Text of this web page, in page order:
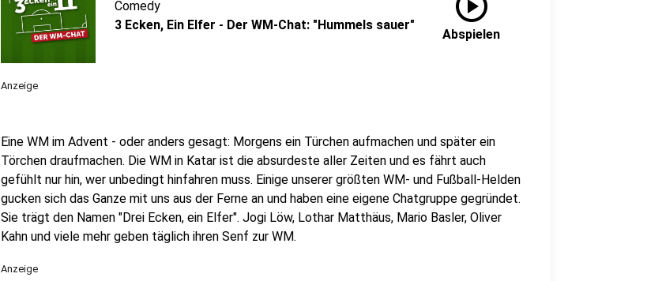
Comedy
3 Ecken, Ein Elfer - Der WM-Chat: "Hummels sauer"
Abspielen
Anzeige
Eine WM im Advent - oder anders gesagt: Morgens ein Türchen aufmachen und später ein
Törchen draufmachen. Die WM in Katar ist die absurdeste aller Zeiten und es fährt auch
gefühlt nur hin, wer unbedingt hinfahren muss. Einige unserer größten WM- und Fußball-Helden
gucken sich das Ganze mit uns aus der Ferne an und haben eine eigene Chatgruppe gegründet.
Sie trägt den Namen "Drei Ecken, ein Elfer". Jogi Löw, Lothar Matthäus, Mario Basler, Oliver
Kahn und viele mehr geben täglich ihren Senf zur WM.
Anzeige